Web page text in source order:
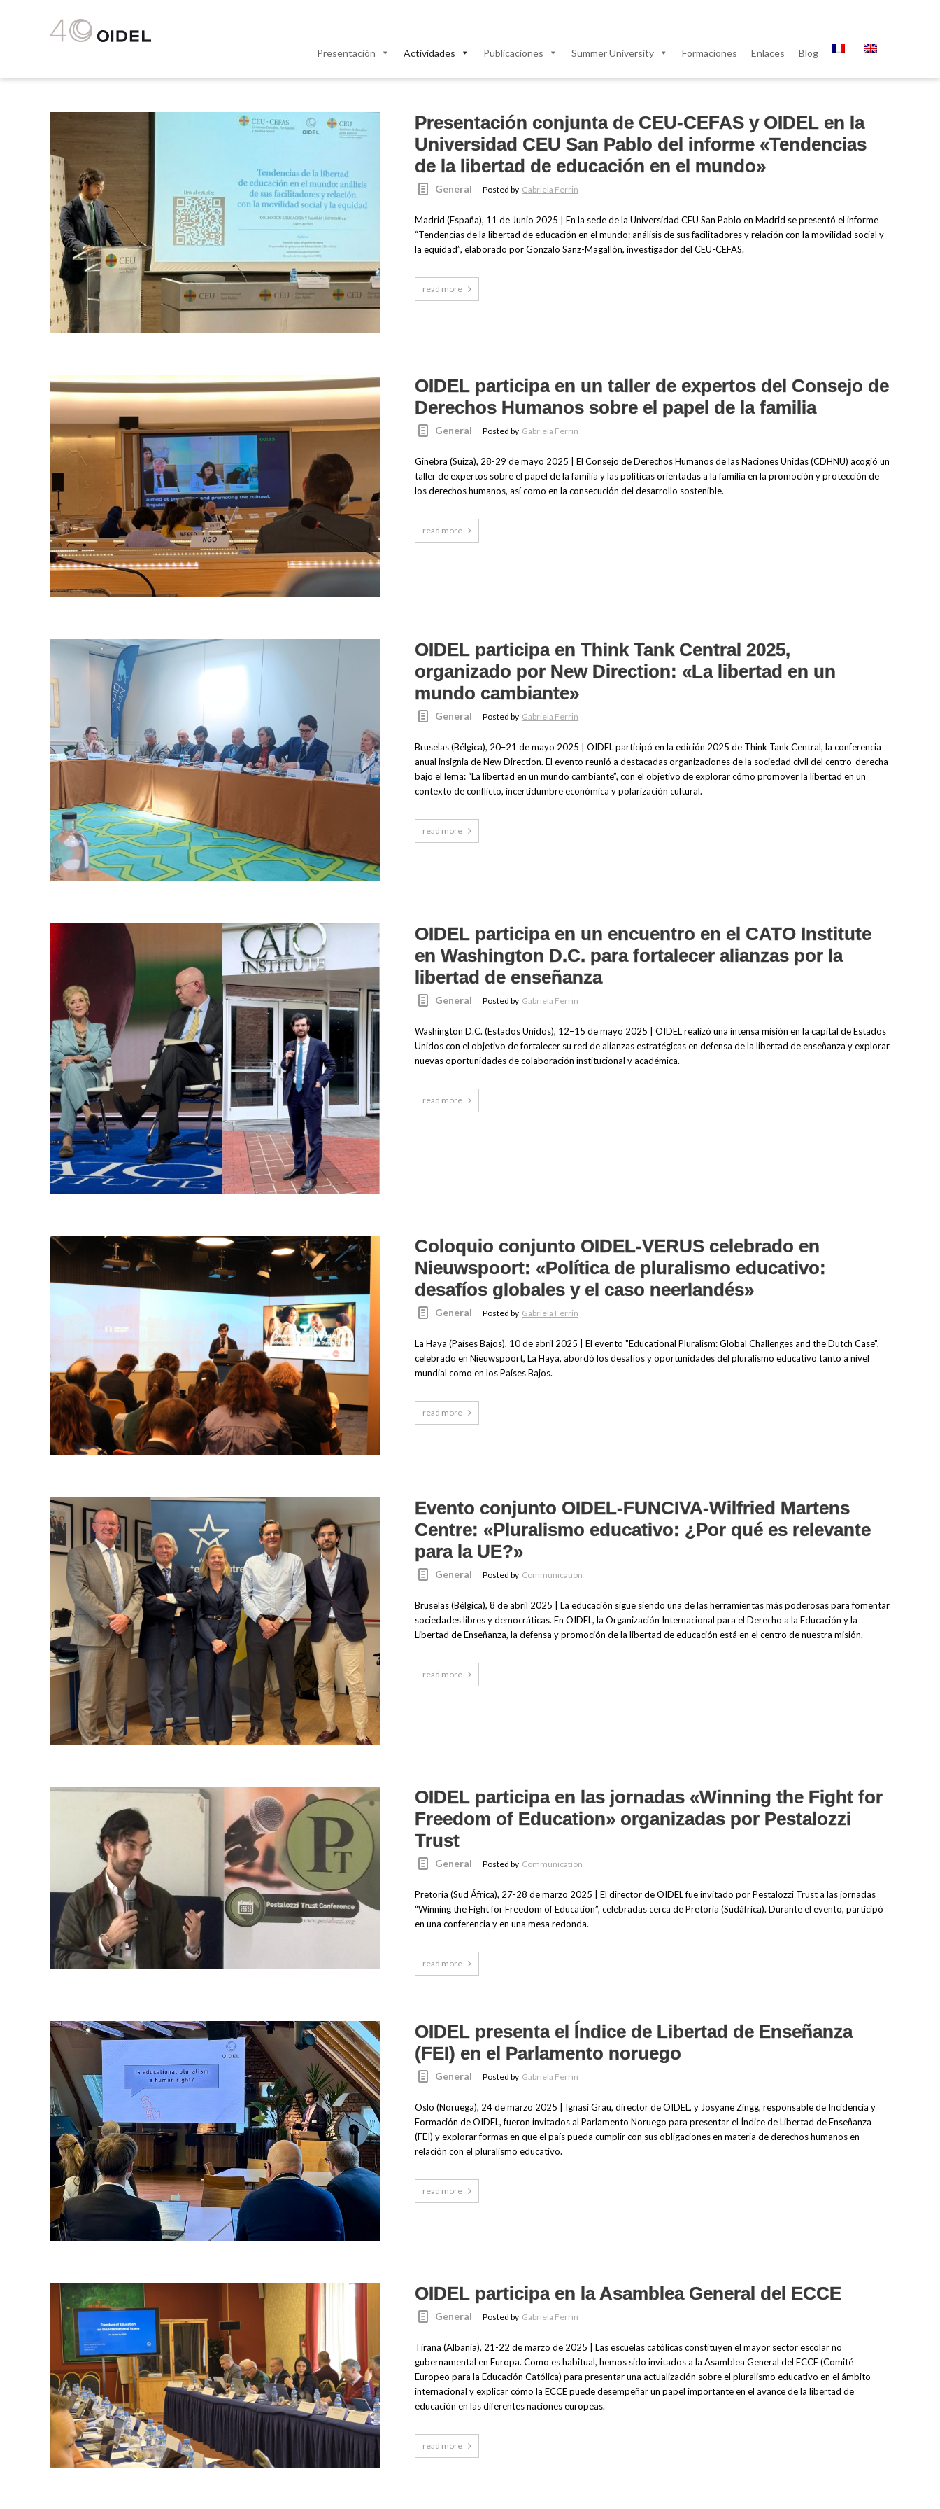
Presentación Actividades Publicaciones Summer University Formaciones Enlaces Blog
Presentación conjunta de CEU-CEFAS y OIDEL en la
Universidad CEU San Pablo del informe «Tendencias
de la libertad de educación en el mundo»
General Posted by Gabriela Ferrin
Madrid (España), 11 de Junio 2025 | En la sede de la Universidad CEU San Pablo en Madrid se presentó el informe
“Tendencias de la libertad de educación en el mundo: análisis de sus facilitadores y relación con la movilidad social y
la equidad”, elaborado por Gonzalo Sanz-Magallón, investigador del CEU-CEFAS.
read more
OIDEL participa en un taller de expertos del Consejo de
Derechos Humanos sobre el papel de la familia
General Posted by Gabriela Ferrin
Ginebra (Suiza), 28-29 de mayo 2025 | El Consejo de Derechos Humanos de las Naciones Unidas (CDHNU) acogió un
taller de expertos sobre el papel de la familia y las políticas orientadas a la familia en la promoción y protección de
los derechos humanos, así como en la consecución del desarrollo sostenible.
read more
OIDEL participa en Think Tank Central 2025,
organizado por New Direction: «La libertad en un
mundo cambiante»
General Posted by Gabriela Ferrin
Bruselas (Bélgica), 20–21 de mayo 2025 | OIDEL participó en la edición 2025 de Think Tank Central, la conferencia
anual insignia de New Direction. El evento reunió a destacadas organizaciones de la sociedad civil del centro-derecha
bajo el lema: “La libertad en un mundo cambiante”, con el objetivo de explorar cómo promover la libertad en un
contexto de conflicto, incertidumbre económica y polarización cultural.
read more
OIDEL participa en un encuentro en el CATO Institute
en Washington D.C. para fortalecer alianzas por la
libertad de enseñanza
General Posted by Gabriela Ferrin
Washington D.C. (Estados Unidos), 12–15 de mayo 2025 | OIDEL realizó una intensa misión en la capital de Estados
Unidos con el objetivo de fortalecer su red de alianzas estratégicas en defensa de la libertad de enseñanza y explorar
nuevas oportunidades de colaboración institucional y académica.
read more
Coloquio conjunto OIDEL-VERUS celebrado en
Nieuwspoort: «Política de pluralismo educativo:
desafíos globales y el caso neerlandés»
General Posted by Gabriela Ferrin
La Haya (Países Bajos), 10 de abril 2025 | El evento "Educational Pluralism: Global Challenges and the Dutch Case",
celebrado en Nieuwspoort, La Haya, abordó los desafíos y oportunidades del pluralismo educativo tanto a nivel
mundial como en los Países Bajos.
read more
Evento conjunto OIDEL-FUNCIVA-Wilfried Martens
Centre: «Pluralismo educativo: ¿Por qué es relevante
para la UE?»
General Posted by Communication
Bruselas (Bélgica), 8 de abril 2025 | La educación sigue siendo una de las herramientas más poderosas para fomentar
sociedades libres y democráticas. En OIDEL, la Organización Internacional para el Derecho a la Educación y la
Libertad de Enseñanza, la defensa y promoción de la libertad de educación está en el centro de nuestra misión.
read more
OIDEL participa en las jornadas «Winning the Fight for
Freedom of Education» organizadas por Pestalozzi
Trust
General Posted by Communication
Pretoria (Sud África), 27-28 de marzo 2025 | El director de OIDEL fue invitado por Pestalozzi Trust a las jornadas
“Winning the Fight for Freedom of Education”, celebradas cerca de Pretoria (Sudáfrica). Durante el evento, participó
en una conferencia y en una mesa redonda.
read more
OIDEL presenta el Índice de Libertad de Enseñanza
(FEI) en el Parlamento noruego
General Posted by Gabriela Ferrin
Oslo (Noruega), 24 de marzo 2025 | Ignasi Grau, director de OIDEL, y Josyane Zingg, responsable de Incidencia y
Formación de OIDEL, fueron invitados al Parlamento Noruego para presentar el Índice de Libertad de Enseñanza
(FEI) y explorar formas en que el país pueda cumplir con sus obligaciones en materia de derechos humanos en
relación con el pluralismo educativo.
read more
OIDEL participa en la Asamblea General del ECCE
General Posted by Gabriela Ferrin
Tirana (Albania), 21-22 de marzo de 2025 | Las escuelas católicas constituyen el mayor sector escolar no
gubernamental en Europa. Como es habitual, hemos sido invitados a la Asamblea General del ECCE (Comité
Europeo para la Educación Católica) para presentar una actualización sobre el pluralismo educativo en el ámbito
internacional y explicar cómo la ECCE puede desempeñar un papel importante en el avance de la libertad de
educación en las diferentes naciones europeas.
read more